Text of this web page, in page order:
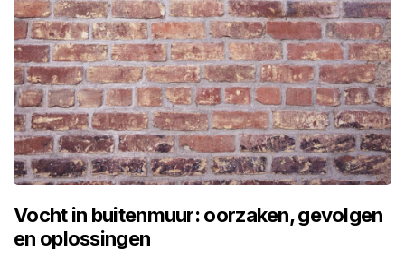
Vocht in buitenmuur: oorzaken, gevolgen
en oplossingen